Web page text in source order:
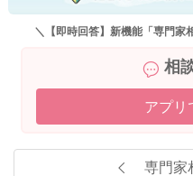
＼【即時回答】新機能「専門家
相
アプリ
専門家